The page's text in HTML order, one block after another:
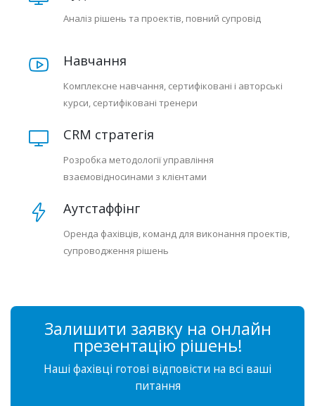
Аналіз рішень та проектів, повний супровід
Навчання
Комплексне навчання, сертифіковані і авторські
курси, сертифіковані тренери
CRM стратегія
Розробка методології управління
взаємовідносинами з клієнтами
Аутстаффінг
Оренда фахівців, команд для виконання проектів,
супроводження рішень
Залишити заявку на онлайн
презентацію рішень!
Наші фахівці готові відповісти на всі ваші
питання